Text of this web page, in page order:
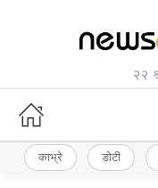
२२
काभ्रे डोटी